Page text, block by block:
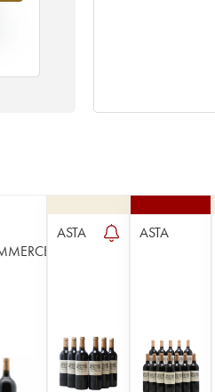
ASTA ASTA